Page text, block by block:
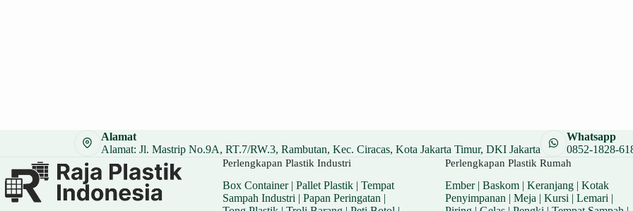
Alamat
Alamat: Jl. Mastrip No.9A, RT.7/RW.3, Rambutan, Kec. Ciracas, Kota Jakarta Timur, DKI Jakarta
Whatsapp
0852-1828-
Perlengkapan Plastik Industri
Box Container| Pallet Plastik| Tempat
Sampah Industri | Papan Peringatan |
Perlengkapan Plastik Rumah
Ember| Baskom| Keranjang| Kotak
Penyimpanan | Meja | Kursi | Lemari |